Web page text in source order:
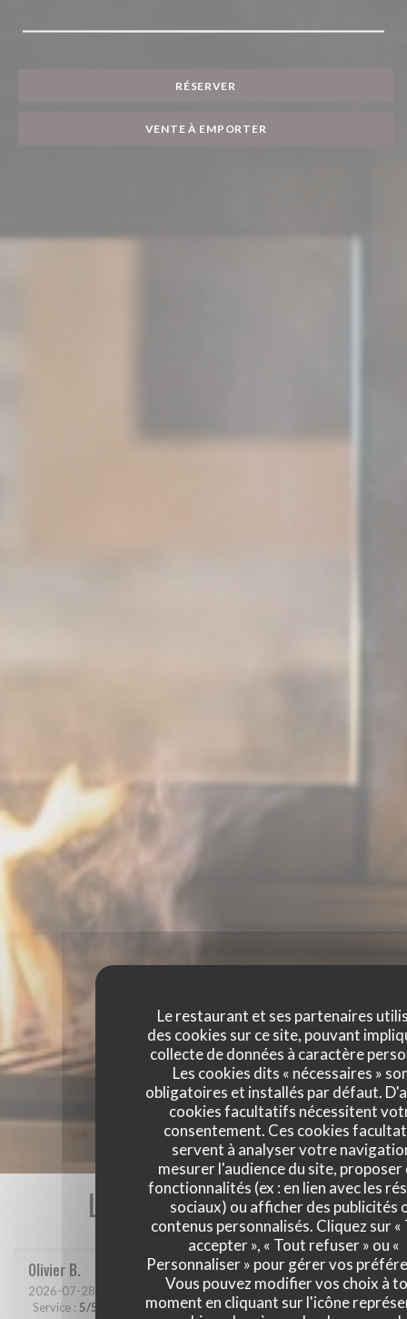
Le restaurant et ses partenaires
des cookies sur ce site, pouvant
collecte de données à caractère
Les cookies dits « nécessaires »
obligatoires et installés par défaut.
cookies facultatifs nécessitent
consentement. Ces cookies
servent à analyser votre
mesurer l'audience du site, proposer
fonctionnalités (ex : en lien avec les
sociaux) ou afficher des publicités
contenus personnalisés. Cliquez sur «
accepter », « Tout refuser » ou «
Personnaliser » pour gérer vos
Vous pouvez modifier vos choix à
moment en cliquant sur l'icône
RÉSERVER
VENTE À EMPORTER
Les avis de nos clients
Olivier B
2026-07-28 - 19:30 - Couverts 2
Service : 5/5 Ambiance:5/5 Cuisine :5/5 Qualité / Prix:5/5